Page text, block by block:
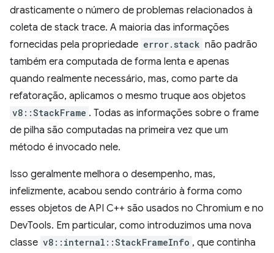
drasticamente o número de problemas relacionados à
coleta de stack trace. A maioria das informações
fornecidas pela propriedade error.stack não padrão
também era computada de forma lenta e apenas
quando realmente necessário, mas, como parte da
refatoração, aplicamos o mesmo truque aos objetos
v8::StackFrame . Todas as informações sobre o frame
de pilha são computadas na primeira vez que um
método é invocado nele.
Isso geralmente melhora o desempenho, mas,
infelizmente, acabou sendo contrário à forma como
esses objetos de API C++ são usados no Chromium e no
DevTools. Em particular, como introduzimos uma nova
classe v8::internal::StackFrameInfo , que continha